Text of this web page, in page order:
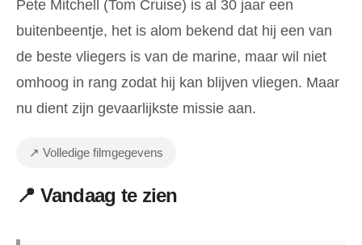
Pete Mitchell (Tom Cruise) is al 30 jaar een
buitenbeentje, het is alom bekend dat hij een van
de beste vliegers is van de marine, maar wil niet
omhoog in rang zodat hij kan blijven vliegen. Maar
nu dient zijn gevaarlijkste missie aan.
↗ Volledige filmgegevens
📍 Vandaag te zien